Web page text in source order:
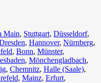
Main, Stuttgart, Düsseldorf,
, Hannover, Nürnberg,
, Bonn⁠, Münster⁠,
, Mönchengladbach⁠,
, Chemnitz⁠, Halle (Saale)⁠,
, Mainz⁠, Erfurt,